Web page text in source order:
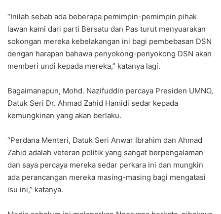
“Inilah sebab ada beberapa pemimpin-pemimpin pihak
lawan kami dari parti Bersatu dan Pas turut menyuarakan
sokongan mereka kebelakangan ini bagi pembebasan DSN
dengan harapan bahawa penyokong-penyokong DSN akan
memberi undi kepada mereka,” katanya lagi.
Bagaimanapun, Mohd. Nazifuddin percaya Presiden UMNO,
Datuk Seri Dr. Ahmad Zahid Hamidi sedar kepada
kemungkinan yang akan berlaku.
“Perdana Menteri, Datuk Seri Anwar Ibrahim dan Ahmad
Zahid adalah veteran politik yang sangat berpengalaman
dan saya percaya mereka sedar perkara ini dan mungkin
ada perancangan mereka masing-masing bagi mengatasi
isu ini,” katanya.